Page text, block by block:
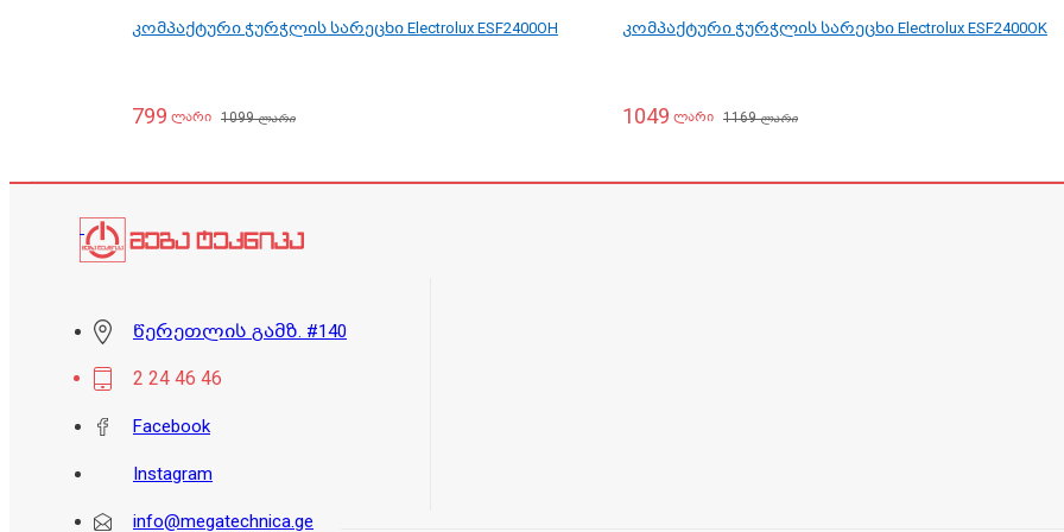
კომპაქტური ჭურჭლის სარეცხი Electrolux ESF2400OH
799 ლარი 1099ლარი
კომპაქტური ჭურჭლის სარეცხი Electrolux ESF2400OK
1049 ლარი 1169ლარი
წერეთლის გამზ. #140
2 24 46 46
Facebook
Instagram
info@megatechnica.ge